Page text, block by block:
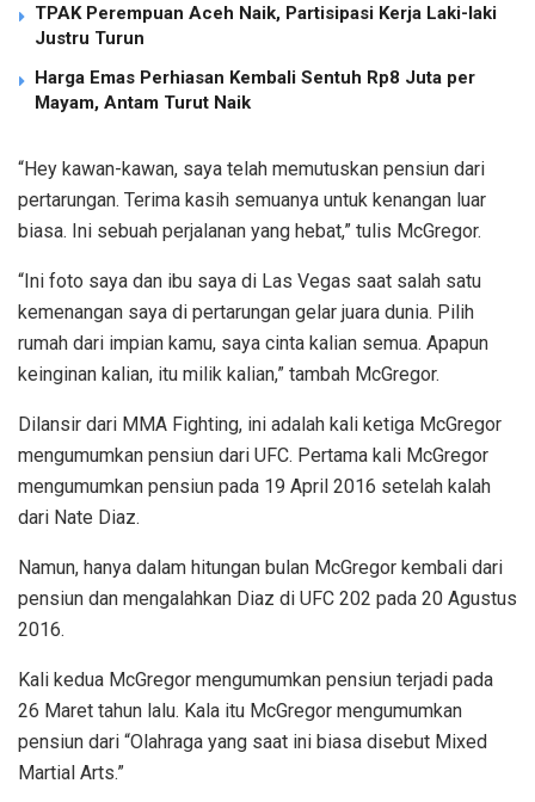
TPAK Perempuan Aceh Naik, Partisipasi Kerja Laki-laki
Justru Turun
Harga Emas Perhiasan Kembali Sentuh Rp8 Juta per
Mayam, Antam Turut Naik
“Hey kawan-kawan, saya telah memutuskan pensiun dari
pertarungan. Terima kasih semuanya untuk kenangan luar
biasa. Ini sebuah perjalanan yang hebat,” tulis McGregor.
“Ini foto saya dan ibu saya di Las Vegas saat salah satu
kemenangan saya di pertarungan gelar juara dunia. Pilih
rumah dari impian kamu, saya cinta kalian semua. Apapun
keinginan kalian, itu milik kalian,” tambah McGregor.
Dilansir dari MMA Fighting, ini adalah kali ketiga McGregor
mengumumkan pensiun dari UFC. Pertama kali McGregor
mengumumkan pensiun pada 19 April 2016 setelah kalah
dari Nate Diaz.
Namun, hanya dalam hitungan bulan McGregor kembali dari
pensiun dan mengalahkan Diaz di UFC 202 pada 20 Agustus
2016.
Kali kedua McGregor mengumumkan pensiun terjadi pada
26 Maret tahun lalu. Kala itu McGregor mengumumkan
pensiun dari “Olahraga yang saat ini biasa disebut Mixed
Martial Arts.”